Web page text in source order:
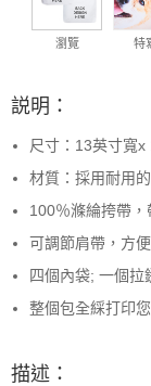
瀏覽 特
説明：
尺寸：13英寸寬x
材質：採用耐用
100％滌綸挎帶，
可調節肩帶，方
四個內袋; 一個拉
整個包全綵打印
描述：